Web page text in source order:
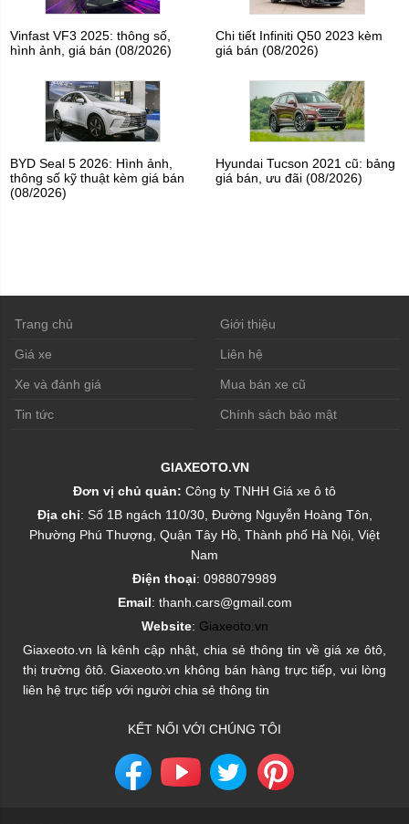
Vinfast VF3 2025: thông số,
hình ảnh, giá bán (08/2026)
Chi tiết Infiniti Q50 2023 kèm
giá bán (08/2026)
BYD Seal 5 2026: Hình ảnh,
thông số kỹ thuật kèm giá bán
(08/2026)
Hyundai Tucson 2021 cũ: bảng
giá bán, ưu đãi (08/2026)
Trang chủ Giới thiệu
Giá xe Liên hệ
Xe và đánh giá Mua bán xe cũ
Tin tức Chính sách bảo mật
GIAXEOTO.VN
Đơn vị chủ quản: Công ty TNHH Giá xe ô tô
Địa chỉ: Số 1B ngách 110/30, Đường Nguyễn Hoàng Tôn,
Phường Phú Thượng, Quận Tây Hồ, Thành phố Hà Nội, Việt
Nam
Điện thoại: 0988079989
Email: thanh.cars@gmail.com
Website: Giaxeoto.vn
Giaxeoto.vn là kênh cập nhật, chia sẻ thông tin về giá xe ôtô,
thị trường ôtô. Giaxeoto.vn không bán hàng trực tiếp, vui lòng
liên hệ trực tiếp với người chia sẻ thông tin
KẾT NỐI VỚI CHÚNG TÔI